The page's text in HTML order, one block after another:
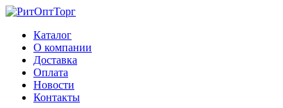
Каталог
О компании
Доставка
Оплата
Новости
Контакты